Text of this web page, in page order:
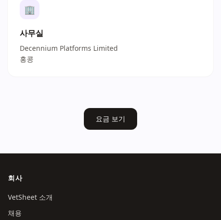
🏢
사무실
Decennium Platforms Limited
홍콩
요금 보기
회사
VetSheet 소개
채용